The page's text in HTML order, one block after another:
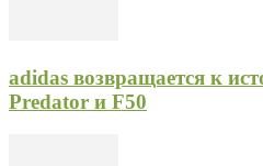
adidas возвращается к
Predator и F50